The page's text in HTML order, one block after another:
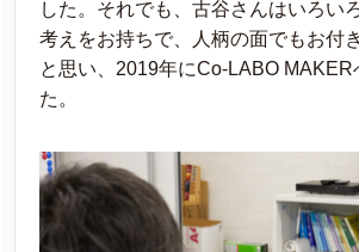
した。それでも、古谷さんはいろい
考えをお持ちで、人柄の面でもお付
と思い、2019年にCo-LABO MAKER
た。